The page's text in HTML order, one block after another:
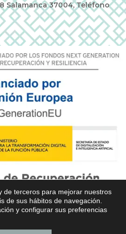
Salamanca 37004, Teléfono
de terceros para mejorar nuestros
de sus hábitos de navegación.
y configurar sus preferencias